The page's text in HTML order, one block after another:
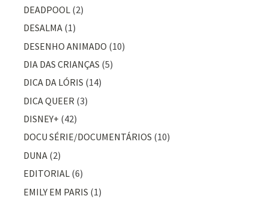
DEADPOOL (2)
DESALMA (1)
DESENHO ANIMADO (10)
DIA DAS CRIANÇAS (5)
DICA DA LÓRIS (14)
DICA QUEER (3)
DISNEY+ (42)
DOCU SÉRIE/DOCUMENTÁRIOS (10)
DUNA (2)
EDITORIAL (6)
EMILY EM PARIS (1)